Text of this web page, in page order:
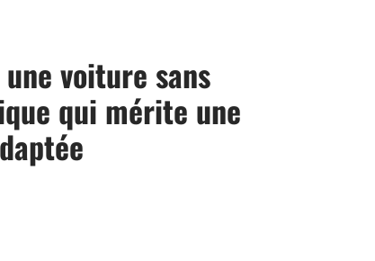
voiture sans
qui mérite une